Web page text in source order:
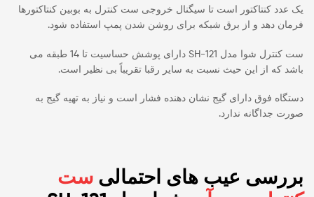
یک عدد کنتاکتور است تا سیگنال خروجی ست کنترل به بوبین کنتاکتورها
فرمان دهد و از برق شبکه برای روشن شدن پمپ استفاده شود.
ست کنترل شوا مدل SH-121 دارای پوشش حساسیت تا 14 طبقه می
باشد که از این حیث نسبت به سایر رقبا تقریباً بی نظیر است.
دستگاه فوق دارای گیج نشان دهنده فشار است و نیاز به تهیه گیج به
صورت جداگانه ندارد.
بررسی عیب های احتمالی ست